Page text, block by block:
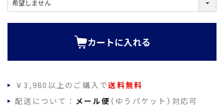
必
カートに入れる
￥3,980以上のご購入で送料無料
配送について： メール便 （ゆうパケット）対応可